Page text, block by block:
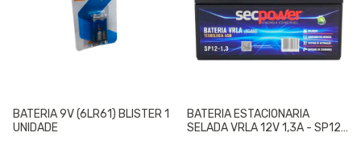
BATERIA 9V (6LR61) BLISTER 1
UNIDADE
BATERIA ESTACIONARIA
SELADA VRLA 12V 1,3A - SP12-